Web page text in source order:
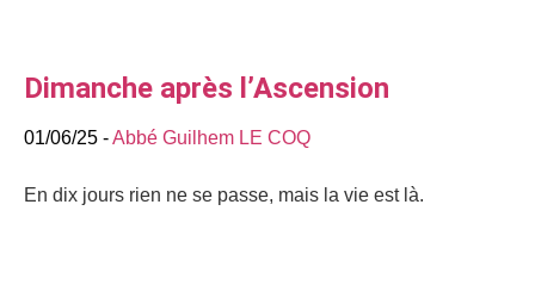
Dimanche après l’Ascension
01/06/25 -Abbé Guilhem LE COQ
En dix jours rien ne se passe, mais la vie est là.